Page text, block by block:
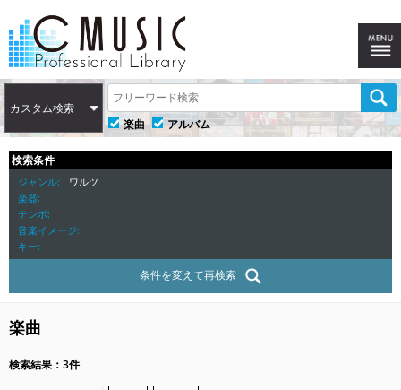
カスタム検索
楽曲
アルバム
検索条件
ジャンル
ワルツ
楽器
テンポ
音楽イメージ
キー
条件を変えて再検索
楽曲
検索結果：3件